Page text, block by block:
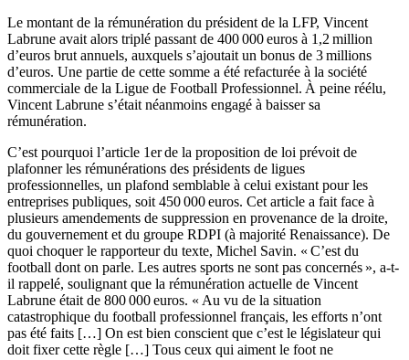
Le montant de la rémunération du président de la LFP, Vincent
Labrune avait alors triplé passant de 400 000 euros à 1,2 million
d’euros brut annuels, auxquels s’ajoutait un bonus de 3 millions
d’euros. Une partie de cette somme a été refacturée à la société
commerciale de la Ligue de Football Professionnel. À peine réélu,
Vincent Labrune s’était néanmoins engagé à baisser sa
rémunération.
C’est pourquoi l’article 1erde la proposition de loi prévoit de
plafonner les rémunérations des présidents de ligues
professionnelles, un plafond semblable à celui existant pour les
entreprises publiques, soit 450 000 euros. Cet article a fait face à
plusieurs amendements de suppression en provenance de la droite,
du gouvernement et du groupe RDPI (à majorité Renaissance). De
quoi choquer le rapporteur du texte, Michel Savin. « C’est du
football dont on parle. Les autres sports ne sont pas concernés », a-t-
il rappelé, soulignant que la rémunération actuelle de Vincent
Labrune était de 800 000 euros. « Au vu de la situation
catastrophique du football professionnel français, les efforts n’ont
pas été faits […] On est bien conscient que c’est le législateur qui
doit fixer cette règle […] Tous ceux qui aiment le foot ne